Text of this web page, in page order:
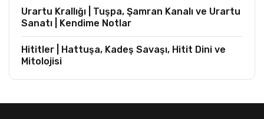
Urartu Krallığı | Tuşpa, Şamran Kanalı ve Urartu
Sanatı | Kendime Notlar
Hititler | Hattuşa, Kadeş Savaşı, Hitit Dini ve
Mitolojisi